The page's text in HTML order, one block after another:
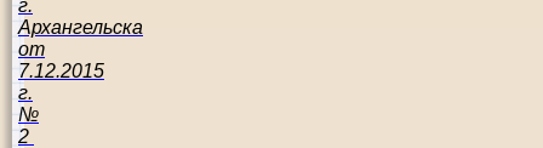
г.
Архангельска
от
7.12.2015
г.
№
2